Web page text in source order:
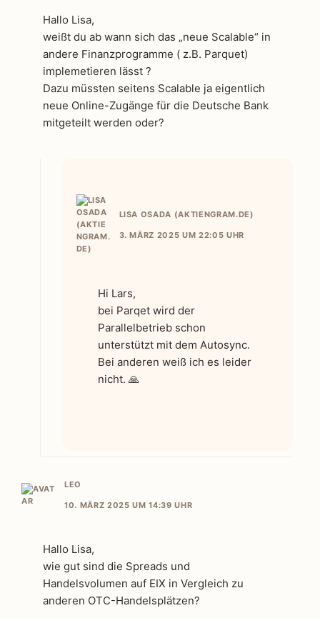
Hallo Lisa,
weißt du ab wann sich das „neue Scalable“ in
andere Finanzprogramme ( z.B. Parquet)
implemetieren lässt ?
Dazu müssten seitens Scalable ja eigentlich
neue Online-Zugänge für die Deutsche Bank
mitgeteilt werden oder?
LISA OSADA (AKTIENGRAM.DE)
3. MÄRZ 2025 UM 22:05 UHR
Hi Lars,
bei Parqet wird der
Parallelbetrieb schon
unterstützt mit dem Autosync.
Bei anderen weiß ich es leider
nicht. 🙏
LEO
10. MÄRZ 2025 UM 14:39 UHR
Hallo Lisa,
wie gut sind die Spreads und
Handelsvolumen auf EIX in Vergleich zu
anderen OTC-Handelsplätzen?